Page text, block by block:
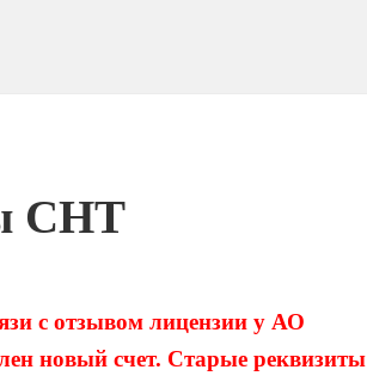
СНТ
с отзывом лицензии у АО
новый счет. Старые реквизиты